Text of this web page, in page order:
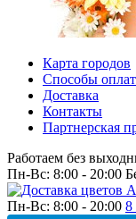
Карта городов
Способы
Доставка
Контакты
Партнерская
Работаем без
Пн-Вс: 8:00 - 20:00
Пн-Вс: 8:00 - 20:00 8